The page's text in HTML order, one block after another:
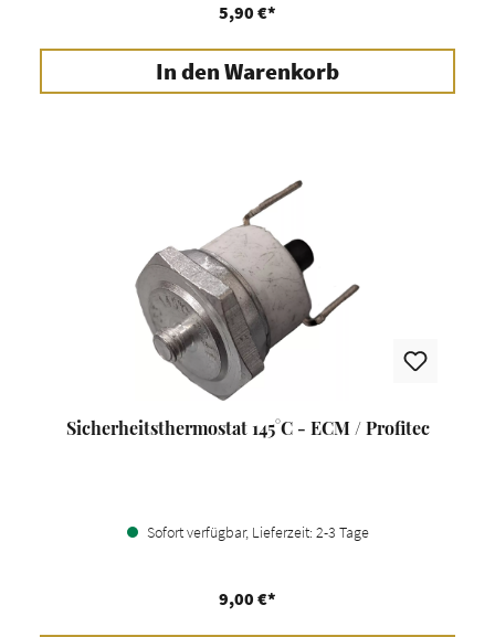
5,90 €*
In den Warenkorb
Sicherheitsthermostat 145°C - ECM / Profitec
Sofort verfügbar, Lieferzeit: 2-3 Tage
9,00 €*